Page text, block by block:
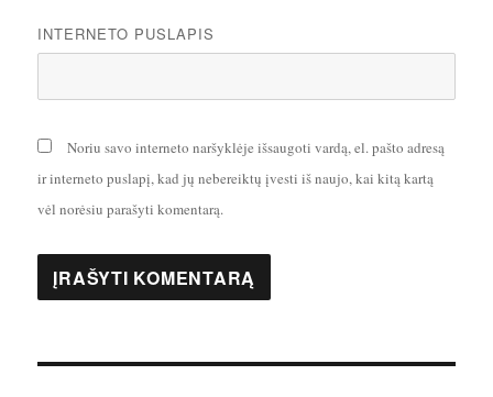
INTERNETO PUSLAPIS
Noriu savo interneto naršyklėje išsaugoti vardą, el. pašto adresą
ir interneto puslapį, kad jų nebereiktų įvesti iš naujo, kai kitą kartą
vėl norėsiu parašyti komentarą.